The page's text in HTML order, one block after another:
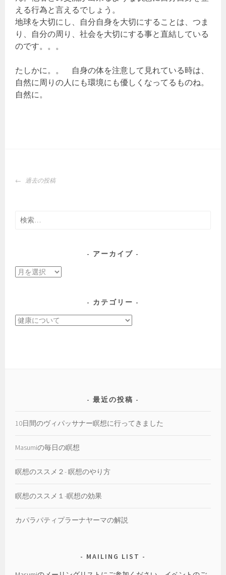
える行為と言えるでしょう。
地球を大切にし、自分自身を大切にすることは、つま
り、自分の周り、社会を大切にする事と直結している
のです。。。
たしかに。。 自身の体を注意して見れている時は、
自然に周りの人にも環境にも優しくなってるものね。
自然に。
投
ビ
ゲ
ョ
ン
過去の投稿
検
アーカイブ
ア
ブ
カテゴリー
カ
最近の投稿
10日間のヴィパッサナー瞑想に行ってきました
Masumiの毎日の瞑想
瞑想のススメ２- 瞑想のやり方
瞑想のススメ１-瞑想の効果
カパラパティプラーナヤーマの解説
MAILING LIST